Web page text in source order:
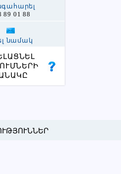
89 01 88
նամակ